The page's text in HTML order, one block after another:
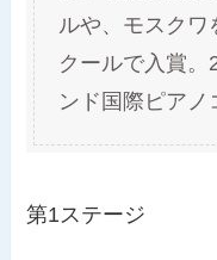
ルや、モスク
クールで入賞。
ンド国際ピアノ
第1ステージ